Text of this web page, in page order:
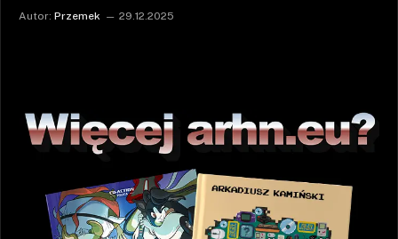
Autor: Przemek 29.12.2025